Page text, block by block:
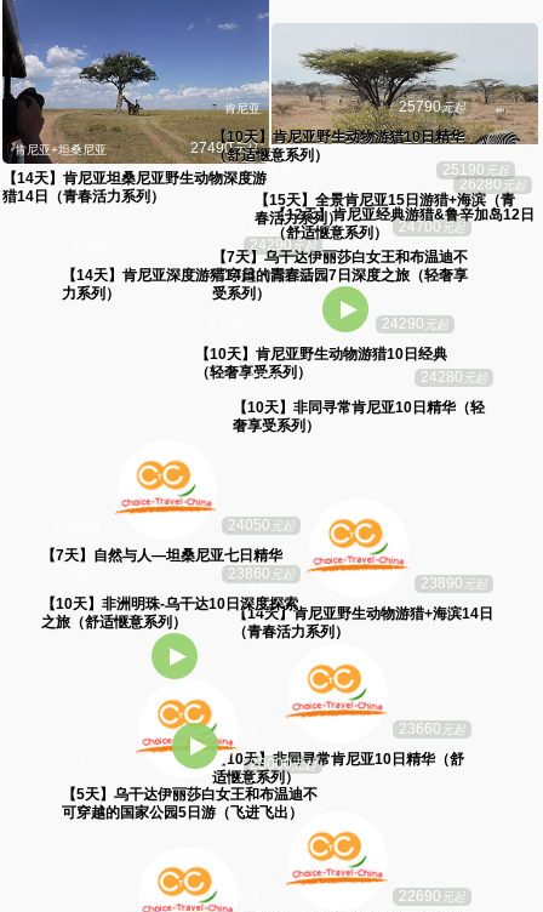
27490元起
肯尼亚+坦桑尼亚
【14天】肯尼亚坦桑尼亚野生动物深度游
猎14日（青春活力系列）
26280 元起
【12天】肯尼亚经典游猎&鲁辛加岛12日
（舒适惬意系列）
【10天】肯尼亚野生动物游猎10日精华
肯尼亚
【7天】乌干达伊丽莎白女王和布温迪不
可穿越的国家公园7日深度之旅（轻奢享
【14天】肯尼亚深度游猎14日（青春活
力系列）
24290元起
肯尼亚
【10天】肯尼亚野生动物游猎10日经典
（轻奢享受系列）
24280
肯尼亚
【10天】非同寻常肯尼亚10日精华（轻
【7天】自然与人—坦桑尼亚七日精华
肯尼亚
【14天】肯尼亚野生动物游猎+海滨14日
（青春活力系列）
23860元起
【10天】非洲明珠-乌干达10日深度探索
之旅（舒适惬意系列）
23660
【10天】非同寻常肯尼亚10日精华（舒
适惬意系列）
23000元起
【5天】乌干达伊丽莎白女王和布温迪不
可穿越的国家公园5日游（飞进飞出）
22690